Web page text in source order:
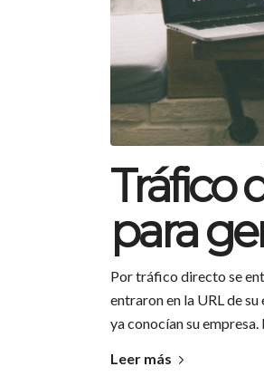
Tráfico
para
Por tráfico directo se
entraron en la URL de
ya conocían su
Leer más